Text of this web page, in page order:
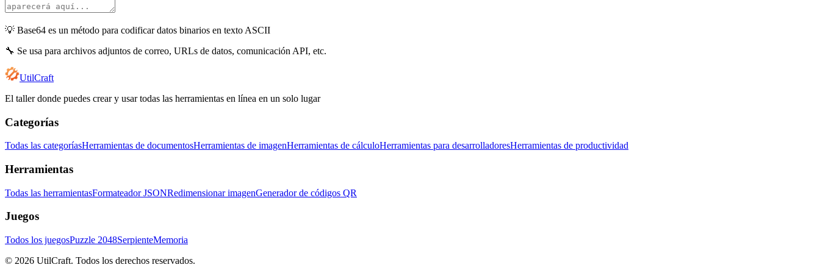
💡 Base64 es un método para codificar datos binarios en texto ASCII
🔧 Se usa para archivos adjuntos de correo, URLs de datos, comunicación API, etc.
UtilCraft
El taller donde puedes crear y usar todas las herramientas en línea en un solo lugar
Categorías
Todas las categoríasHerramientas de documentosHerramientas de imagenHerramientas de cálculoHerramientas para desarrolladoresHerramientas de productividad
Herramientas
Todas las herramientasFormateador JSONRedimensionar imagenGenerador de códigos QR
Juegos
Todos los juegosPuzzle 2048SerpienteMemoria
© 2026 UtilCraft. Todos los derechos reservados.